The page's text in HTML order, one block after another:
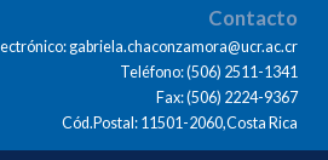
Contacto
gabriela.chaconzamora@ucr.ac.cr
Teléfono: (506) 2511-1341
Fax: (506) 2224-9367
Cód.Postal: 11501-2060,Costa Rica